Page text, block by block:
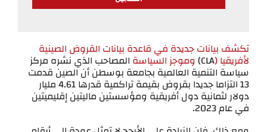
تكشف بيانات جديدة في قاعدة بيانات القروض الصينية
لأفريقيا (CLA) وموجز السياسة المصاحب الذي نشره مركز
سياسة التنمية العالمية بجامعة بوسطن أن الصين قدمت
13 التزاما جديدا بقروض بقيمة تراكمية قدرها 4.61 مليار
دولار لثمانية دول أفريقية ومؤسستين ماليتين إقليميتين
في عام 2023.